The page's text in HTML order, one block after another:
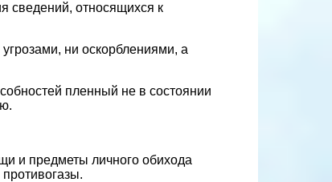
сведений, относящихся к
ни оскорблениями, а
пленный не в состоянии
и предметы личного обихода